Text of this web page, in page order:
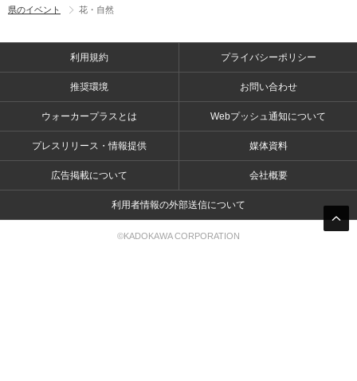
県のイベント
花・自然
利用規約 プライバシーポリシー
推奨環境 お問い合わせ
ウォーカープラスとは Webプッシュ通知について
プレスリリース・情報提供 媒体資料
広告掲載について 会社概要
利用者情報の外部送信について
©KADOKAWA CORPORATION